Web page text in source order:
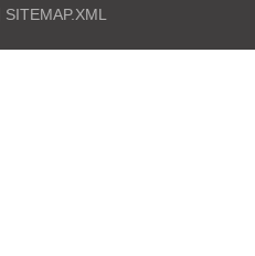
SITEMAP.XML